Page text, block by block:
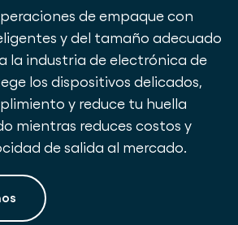
de empaque con
y del tamaño adecuado
la industria de electrónica de
los dispositivos delicados,
y reduce tu huella
mientras reduces costos y
de salida al mercado.